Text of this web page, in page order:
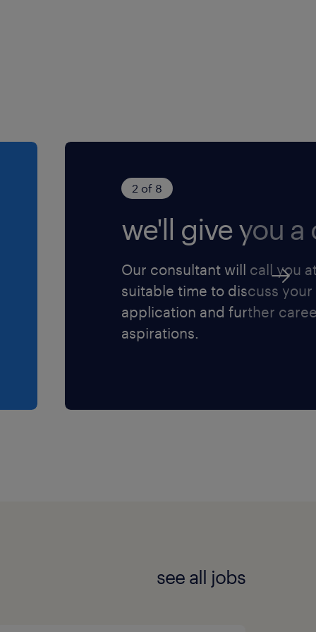
2 of 8
we'll give you a
Our consultant will call you
suitable time to discuss your
application and further
aspirations.
see all jobs